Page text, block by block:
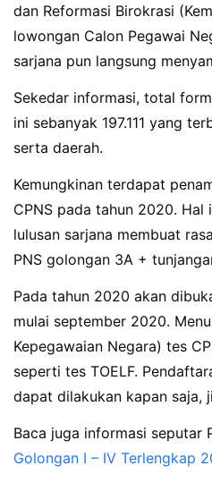
dan Reformasi Birokrasi
lowongan Calon Pegawai
sarjana pun langsung
Sekedar informasi, total
ini sebanyak 197.111 yang
serta daerah.
Kemungkinan terdapat
CPNS pada tahun 2020.
lulusan sarjana membuat
PNS golongan 3A +
Pada tahun 2020 akan
mulai september 2020.
Kepegawaian Negara) tes
seperti tes TOELF.
dapat dilakukan kapan saja,
Baca juga informasi seputar
Golongan I – IV Terlengkap